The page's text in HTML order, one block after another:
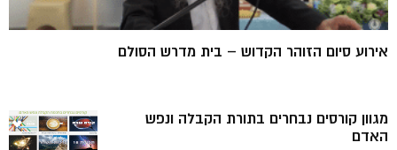
אירוע סיום הזוהר הקדוש – בית מדרש הסולם
מגוון קורסים נבחרים בתורת הקבלה ונפש
האדם